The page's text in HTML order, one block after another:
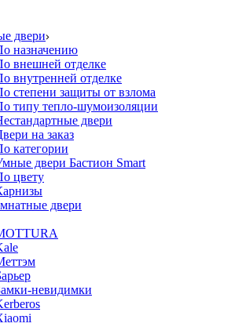
двери
назначению
внешней отделке
внутренней отделке
степени защиты от взлома
типу тепло-шумоизоляции
двери
на заказ
категории
двери Бастион Smart
цвету
двери
невидимки